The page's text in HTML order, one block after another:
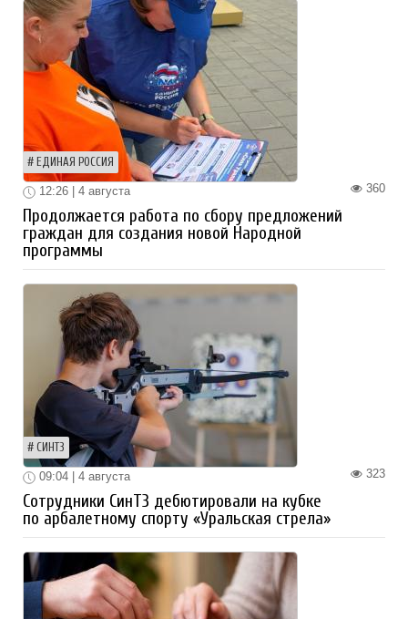
ЕДИНАЯ РОССИЯ
360
12:26 | 4 августа
Продолжается работа по сбору предложений
граждан для создания новой Народной
программы
СИНТЗ
323
09:04 | 4 августа
Сотрудники СинТЗ дебютировали на кубке
по арбалетному спорту «Уральская стрела»